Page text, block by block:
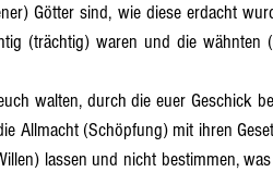
Götter sind, wie diese erdacht
(trächtig) waren und die wähnten
Allmacht (Schöpfung) mit ihren
lassen und nicht bestimmen,